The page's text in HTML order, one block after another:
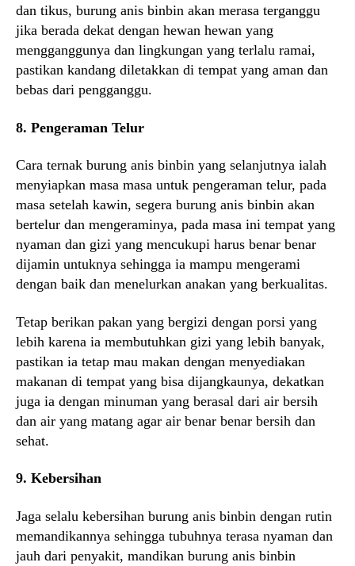
dan tikus, burung anis binbin akan merasa terganggu
jika berada dekat dengan hewan hewan yang
mengganggunya dan lingkungan yang terlalu ramai,
pastikan kandang diletakkan di tempat yang aman dan
bebas dari pengganggu.
8. Pengeraman Telur
Cara ternak burung anis binbin yang selanjutnya ialah
menyiapkan masa masa untuk pengeraman telur, pada
masa setelah kawin, segera burung anis binbin akan
bertelur dan mengeraminya, pada masa ini tempat yang
nyaman dan gizi yang mencukupi harus benar benar
dijamin untuknya sehingga ia mampu mengerami
dengan baik dan menelurkan anakan yang berkualitas.
Tetap berikan pakan yang bergizi dengan porsi yang
lebih karena ia membutuhkan gizi yang lebih banyak,
pastikan ia tetap mau makan dengan menyediakan
makanan di tempat yang bisa dijangkaunya, dekatkan
juga ia dengan minuman yang berasal dari air bersih
dan air yang matang agar air benar benar bersih dan
sehat.
9. Kebersihan
Jaga selalu kebersihan burung anis binbin dengan rutin
memandikannya sehingga tubuhnya terasa nyaman dan
jauh dari penyakit, mandikan burung anis binbin